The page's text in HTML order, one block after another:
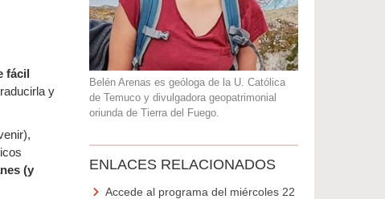
Belén Arenas es geóloga de la U. Católica
de Temuco y divulgadora geopatrimonial
oriunda de Tierra del Fuego.
ENLACES RELACIONADOS
Accede al programa del miércoles 22
fácil
y
(y